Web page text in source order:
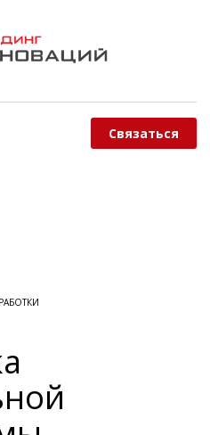
Связаться